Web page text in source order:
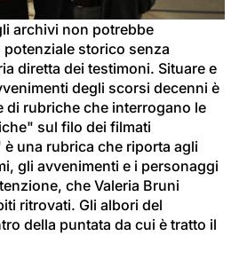
video
archivi non potrebbe
storico senza
diretta dei testimoni. Situare e
degli scorsi decenni è
di rubriche che interrogano le
sul filo dei filmati
una rubrica che riporta agli
gli avvenimenti e i personaggi
che Valeria Bruni
ritrovati. Gli albori del
della puntata da cui è tratto il